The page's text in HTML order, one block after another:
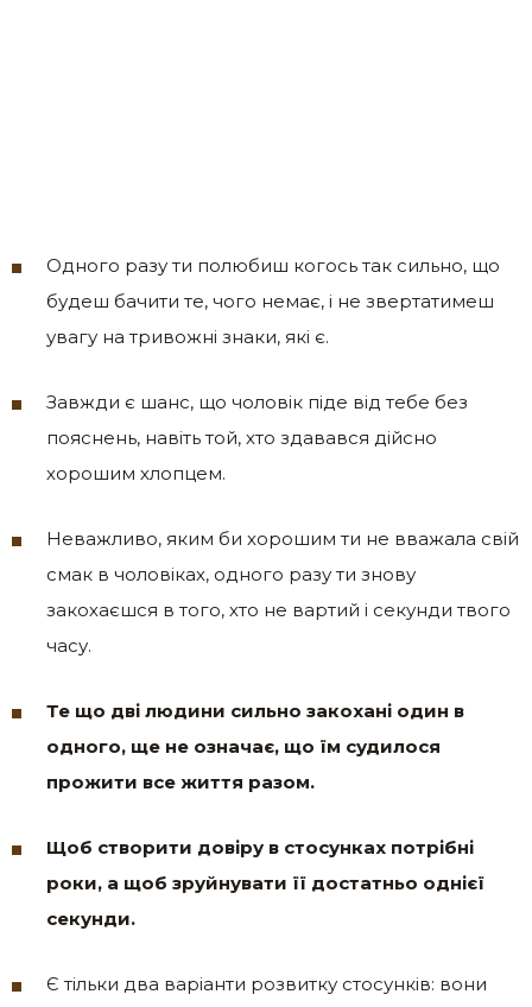
Одного разу ти полюбиш когось так сильно, що
будеш бачити те, чого немає, і не звертатимеш
увагу на тривожні знаки, які є.
Завжди є шанс, що чоловік піде від тебе без
пояснень, навіть той, хто здавався дійсно
хорошим хлопцем.
Неважливо, яким би хорошим ти не вважала свій
смак в чоловіках, одного разу ти знову
закохаєшся в того, хто не вартий і секунди твого
часу.
Те що дві людини сильно закохані один в
одного, ще не означає, що їм судилося
прожити все життя разом.
Щоб створити довіру в стосунках потрібні
роки, а щоб зруйнувати її достатньо однієї
секунди.
Є тільки два варіанти розвитку стосунків: вони